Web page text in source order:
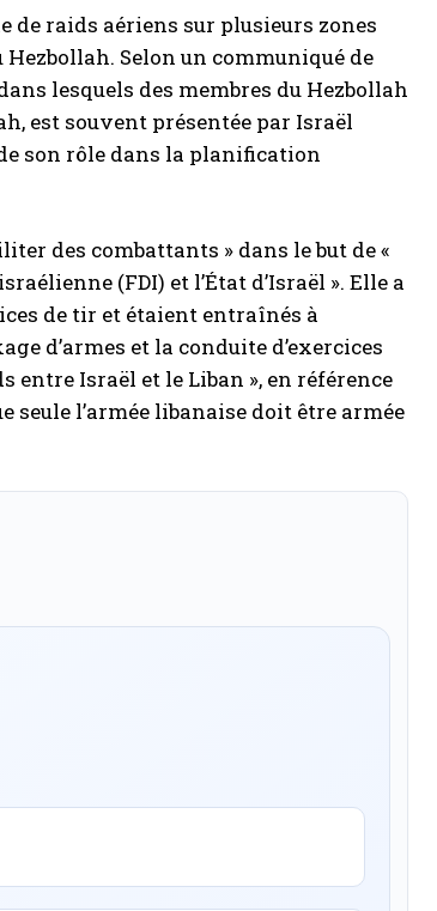
de raids aériens sur plusieurs zones
Selon un communiqué de
lesquels des membres du Hezbollah
est souvent présentée par Israël
son rôle dans la planification
des combattants » dans le but de «
(FDI) et l’État d’Israël ». Elle a
de tir et étaient entraînés à
d’armes et la conduite d’exercices
Israël et le Liban », en référence
seule l’armée libanaise doit être armée